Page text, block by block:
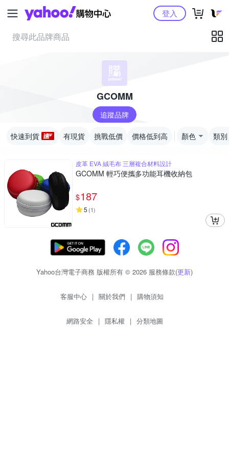
Yahoo購物中心登入
GCOMM
追蹤品牌
快速到貨 有現貨 挑戰低價 價格低到高 顏色 類別
皮革 EVA 絨毛布 三層複合材料設計
GCOMM 輕巧便攜多功能耳機收納包
$187
5 (1)
Yahoo台灣電子商務 版權所有 © 2026 服務條款(更新)
客服中心 | 關於我們 | 購物須知
網路安全 | 隱私權 | 分類地圖